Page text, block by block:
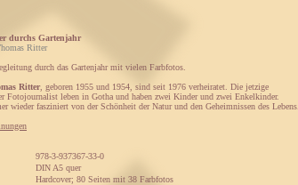
durchs Gartenjahr
Ritter
durch das Gartenjahr mit vielen Farbfotos.
Ritter, geboren 1955 und 1954, sind seit 1976 verheiratet. Die jetzige
Fotojournalist leben in Gotha und haben zwei Kinder und zwei Enkelkinder.
wieder fasziniert von der Schönheit der Natur und den Geheimnissen des Lebens.
978-3-937367-33-0
DIN A5 quer
Hardcover; 80 Seiten mit 38 Farbfotos